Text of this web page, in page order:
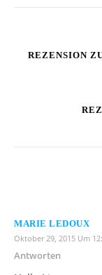
REZENSION
MARIE LEDOUX
Oktober 29, 2015 Um
Antworten